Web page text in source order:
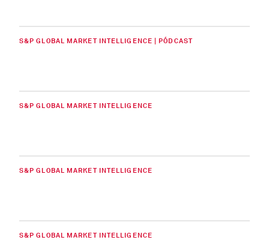
S&P GLOBAL MARKET INTELLIGENCE | PÓDCAST
S&P GLOBAL MARKET INTELLIGENCE
S&P GLOBAL MARKET INTELLIGENCE
S&P GLOBAL MARKET INTELLIGENCE